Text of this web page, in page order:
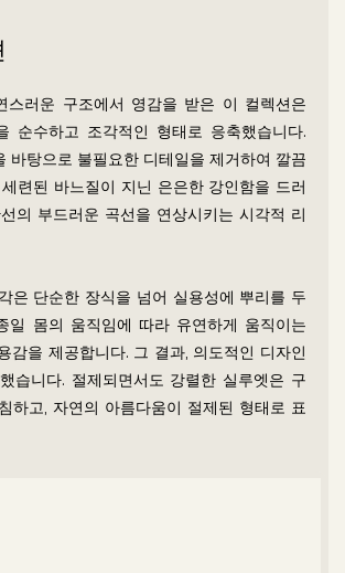
스러운 구조에서 영감을 받은 이 컬렉션은
순수하고 조각적인 형태로 응축했습니다.
바탕으로 불필요한 디테일을 제거하여 깔끔
련된 바느질이 지닌 은은한 강인함을 드러
의 부드러운 곡선을 연상시키는 시각적 리
은 단순한 장식을 넘어 실용성에 뿌리를 두
일 몸의 움직임에 따라 유연하게 움직이는
감을 제공합니다. 그 결과, 의도적인 디자인
습니다. 절제되면서도 강렬한 실루엣은 구
하고, 자연의 아름다움이 절제된 형태로 표